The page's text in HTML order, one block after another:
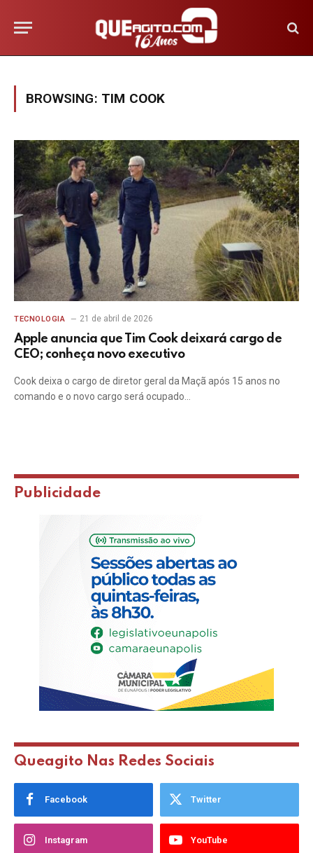
BROWSING: TIM COOK
TECNOLOGIA 21 de abril de 2026
Apple anuncia que Tim Cook deixará cargo de
CEO; conheça novo executivo
Cook deixa o cargo de diretor geral da Maçã após 15 anos no
comando e o novo cargo será ocupado…
Publicidade
Queagito Nas Redes Sociais
Facebook Twitter
Instagram YouTube